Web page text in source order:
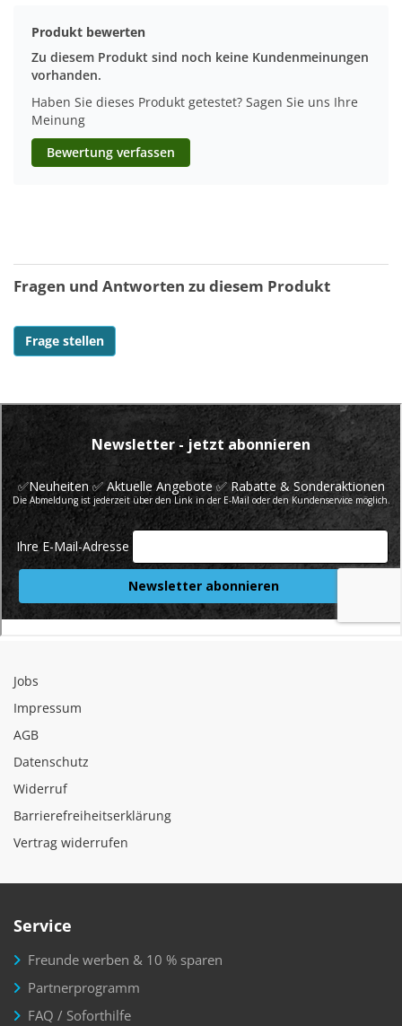
Produkt bewerten
Zu diesem Produkt sind noch keine Kundenmeinungen
vorhanden.
Haben Sie dieses Produkt getestet? Sagen Sie uns Ihre
Meinung
Bewertung verfassen
Fragen und Antworten zu diesem Produkt
Frage stellen
Jobs
Impressum
AGB
Datenschutz
Widerruf
Barrierefreiheitserklärung
Vertrag widerrufen
Service
Freunde werben & 10 % sparen
Partnerprogramm
FAQ / Soforthilfe